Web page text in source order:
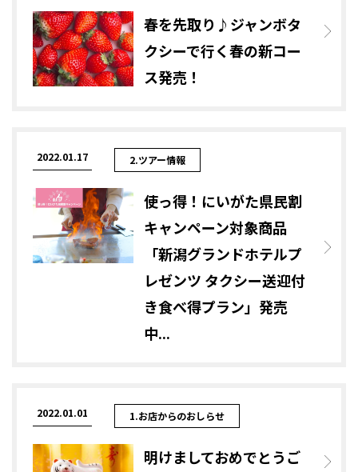
春を先取り♪ジャンボタ
クシーで行く春の新コー
ス発売！
2022.01.17 2.ツアー情報
使っ得！にいがた県民割
キャンペーン対象商品
「新潟グランドホテルプ
レゼンツ タクシー送迎付
き食べ得プラン」発売
中...
2022.01.01 1.お店からのおしらせ
明けましておめでとうご